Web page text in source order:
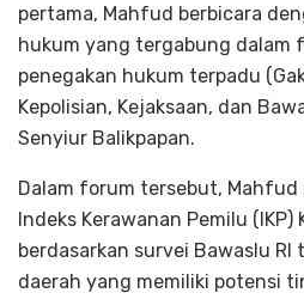
pertama, Mahfud berbicara
hukum yang tergabung dalam
penegakan hukum terpadu
Kepolisian, Kejaksaan, dan
Senyiur Balikpapan.
Dalam forum tersebut,
Indeks Kerawanan Pemilu (IKP)
berdasarkan survei Bawaslu RI
daerah yang memiliki potensi